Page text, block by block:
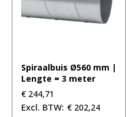
Spiraalbuis Ø560 mm |
Lengte = 3 meter
€ 244,71
€ 202,24